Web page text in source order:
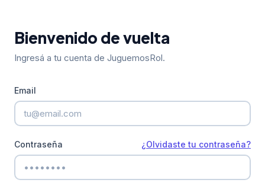
Bienvenido de vuelta
Ingresá a tu cuenta de JuguemosRol.
Email
Contraseña ¿Olvidaste tu contraseña?